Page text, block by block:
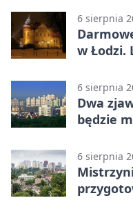
6 sierpnia
w Łodzi.
6 sierpnia
Dwa
będzie
6 sierpnia